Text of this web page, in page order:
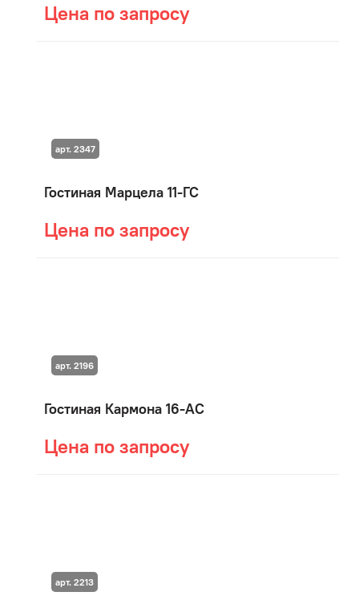
Цена по запросу
Гостиная Марцела 11-ГС
Цена по запросу
арт. 2347
Гостиная Кармона 16-АС
Цена по запросу
арт. 2196
арт. 2213